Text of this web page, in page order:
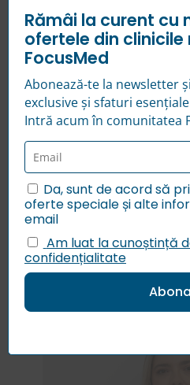
European Stroke
Guidelines for
World Health
Neurological
Challenges
,
Echipă
Rămâi la curent cu
ofertele din clinicile
FocusMed
Abonează-te la newsletter
exclusive și sfaturi
Intră acum în comunitatea
Da, sunt de acord să
oferte speciale și alte
email
Am luat la cunoștință
confidențialitate